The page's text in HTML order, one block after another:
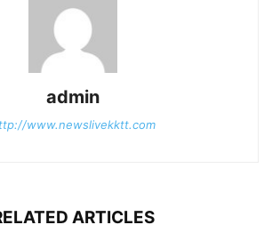
admin
www.newslivekktt.com
ARTICLES